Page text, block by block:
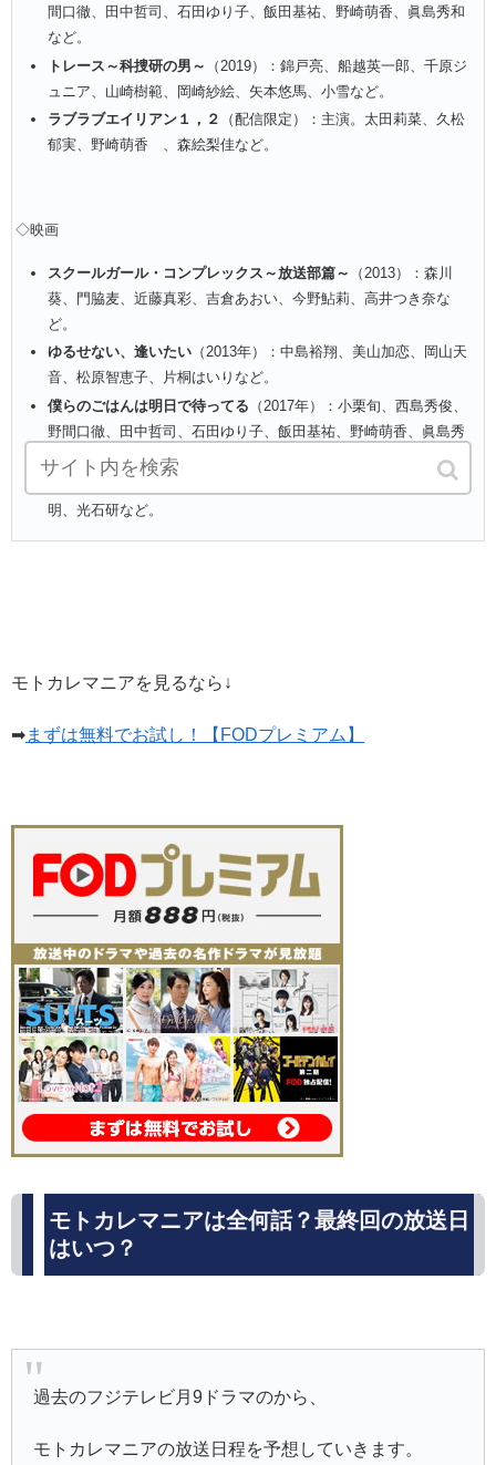
間口徹、田中哲司、石田ゆり子、飯田基祐、野崎萌香、眞島秀和
など。
トレース～科捜研の男～
（2019）：錦戸亮、船越英一郎、千原ジ
ュニア、山崎樹範、岡崎紗絵、矢本悠馬、小雪など。
ラブラブエイリアン１，２
（配信限定）：主演。太田莉菜、久松
郁実、野崎萌香 、森絵梨佳など。
◇映画
スクールガール・コンプレックス～放送部篇～
（2013）：森川
葵、門脇麦、近藤真彩、吉倉あおい、今野鮎莉、高井つき奈な
ど。
ゆるせない、逢いたい（2013年）：中島裕翔、美山加恋、岡山天
音、松原智恵子、片桐はいりなど。
僕らのごはんは明日で待ってる （2017年）：小栗旬、西島秀俊、
野間口徹、田中哲司、石田ゆり子、飯田基祐、野崎萌香、眞島秀
和など。
明、光石研など。
モトカレマニアを見るなら↓
➡まずは無料でお試し！【FODプレミアム】
モトカレマニアは全何話？最終回の放送日
はいつ？
過去のフジテレビ月9ドラマのから、
モトカレマニアの放送日程を予想していきます。